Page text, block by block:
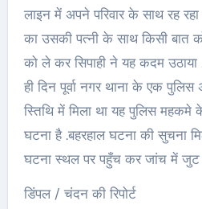
लाइन में अपने परिवार के साथ रह
का उसकी पत्नी के साथ किसी बात
को ले कर सिपाही ने यह कदम
ही दिन पूर्वा नगर थाना के एक
स्तिथि में मिला था यह पुलिस महकमे
घटना है .बहरहाल घटना की सुचना
घटना स्थल पर पहुँच कर जांच में जुट
डिंपल / चंदन की रिपोर्ट